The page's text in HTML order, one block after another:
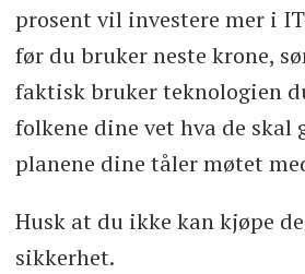
prosent vil investere mer i
før du bruker neste krone,
faktisk bruker teknologien
folkene dine vet hva de skal
planene dine tåler møtet
Husk at du ikke kan kjøpe
sikkerhet.